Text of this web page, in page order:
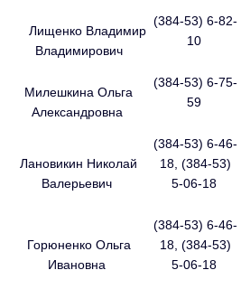
Лищенко Владимир
Владимирович
(384-53) 6-82-
10
Милешкина Ольга
Александровна
(384-53) 6-75-
59
Лановикин Николай
Валерьевич
(384-53) 6-46-
18, (384-53)
5-06-18
Горюненко Ольга
Ивановна
(384-53) 6-46-
18, (384-53)
5-06-18